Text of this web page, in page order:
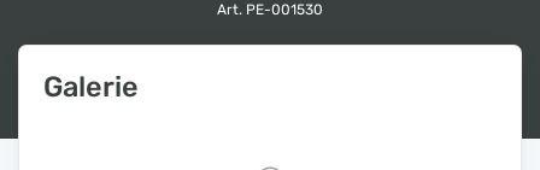
Art. PE-001530
Galerie